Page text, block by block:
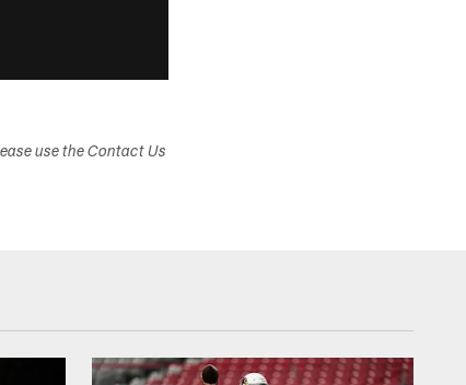
use the Contact Us